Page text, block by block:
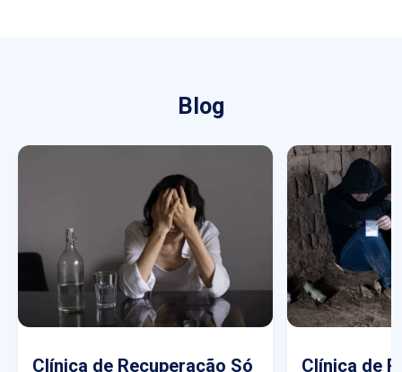
Blog
Clínica de Recuperação Só
Clínica de